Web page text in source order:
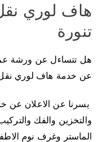
هاف لوري
تنورة
هل تتساءل عن ورشة
عن خدمة هاف لوري
يسرنا عن الاعلان عن
والتخزين والفك
الماستر وغرف نوم